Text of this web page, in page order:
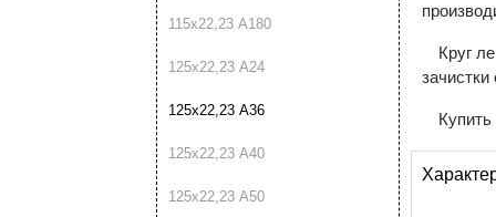
115х22,23 A180
125х22,23 A24
125х22,23 A36
125х22,23 A40
125х22,23 A50
Круг